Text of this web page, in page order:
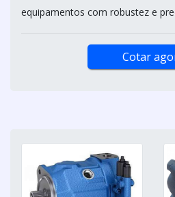
equipamentos com robustez e
Cotar